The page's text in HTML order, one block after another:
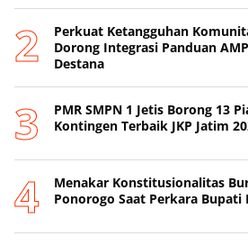
Perkuat Ketangguhan
Dorong Integrasi Panduan
Destana
PMR SMPN 1 Jetis Borong 13
Kontingen Terbaik JKP Jatim
Menakar Konstitusionalitas
Ponorogo Saat Perkara